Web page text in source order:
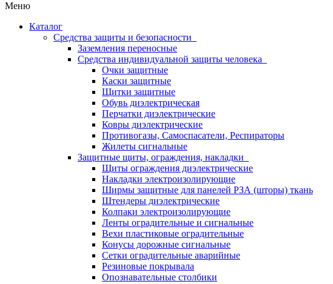
Меню
Каталог
Средства защиты и безопасности
Заземления переносные
Средства индивидуальной защиты человека
Очки защитные
Каски защитные
Щитки защитные
Обувь диэлектрическая
Перчатки диэлектрические
Ковры диэлектрические
Противогазы, Самоспасатели, Респираторы
Жилеты сигнальные
Защитные щиты, ограждения, накладки
Щиты ограждения диэлектрические
Накладки электроизолирующие
Ширмы защитные для панелей РЗА (шторы) ткань
Штендеры диэлектрические
Колпаки электроизолирующие
Ленты оградительные и сигнальные
Вехи пластиковые оградительные
Конусы дорожные сигнальные
Сетки оградительные аварийные
Резиновые покрывала
Опознавательные столбики